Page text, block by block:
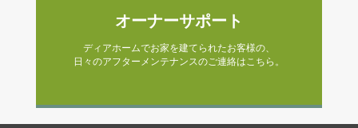
オーナーサポート
ディアホームでお家を建てられたお客様の、
日々のアフターメンテナンスのご連絡はこちら。